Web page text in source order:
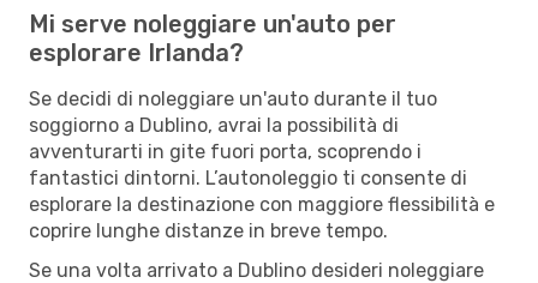
Mi serve noleggiare un'auto per
esplorare Irlanda?
Se decidi di noleggiare un'auto durante il tuo
soggiorno a Dublino, avrai la possibilità di
avventurarti in gite fuori porta, scoprendo i
fantastici dintorni. L’autonoleggio ti consente di
esplorare la destinazione con maggiore flessibilità e
coprire lunghe distanze in breve tempo.
Se una volta arrivato a Dublino desideri noleggiare